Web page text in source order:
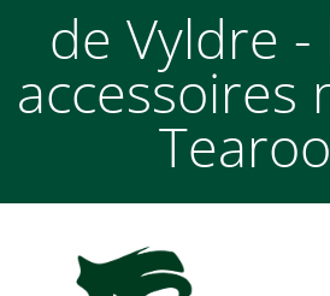
de Vyldre -
accessoires